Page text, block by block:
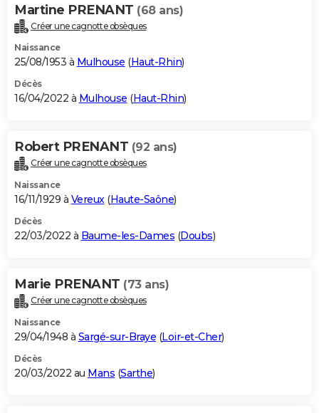
Martine PRENANT (68 ans)
Créer une cagnotte obsèques
Naissance
25/08/1953 à Mulhouse (Haut-Rhin)
Décès
16/04/2022 à Mulhouse (Haut-Rhin)
Robert PRENANT (92 ans)
Créer une cagnotte obsèques
Naissance
16/11/1929 à Vereux(Haute-Saône)
Décès
22/03/2022 à Baume-les-Dames (Doubs)
Marie PRENANT (73 ans)
Créer une cagnotte obsèques
Naissance
29/04/1948 à Sargé-sur-Braye (Loir-et-Cher)
Décès
20/03/2022 au Mans (Sarthe)